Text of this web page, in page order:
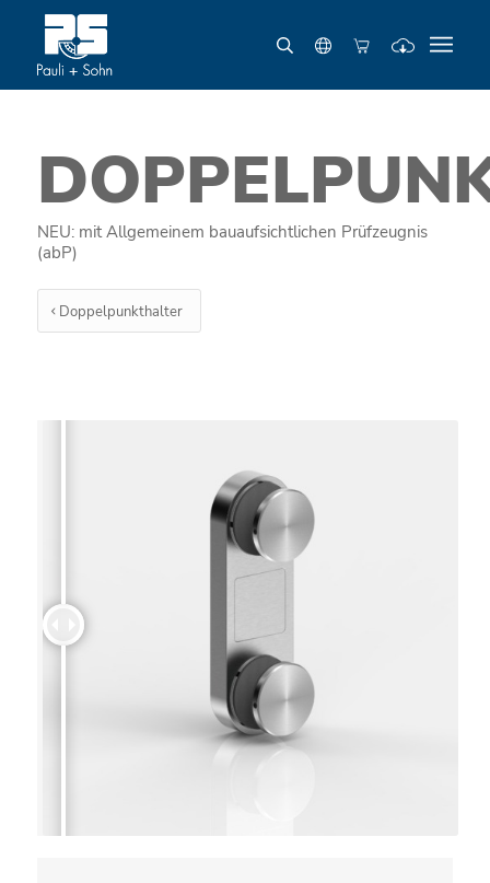
NEU: mit Allgemeinem bauaufsichtlichen Prüfzeugnis
(abP)
Doppelpunkthalter